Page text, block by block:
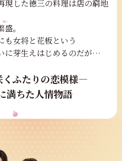
現した徳三の料理は店の窮地
。
も女将と花板という
に芽生えはじめるのだが…
ふたりの恋模様―
ちた人情物語